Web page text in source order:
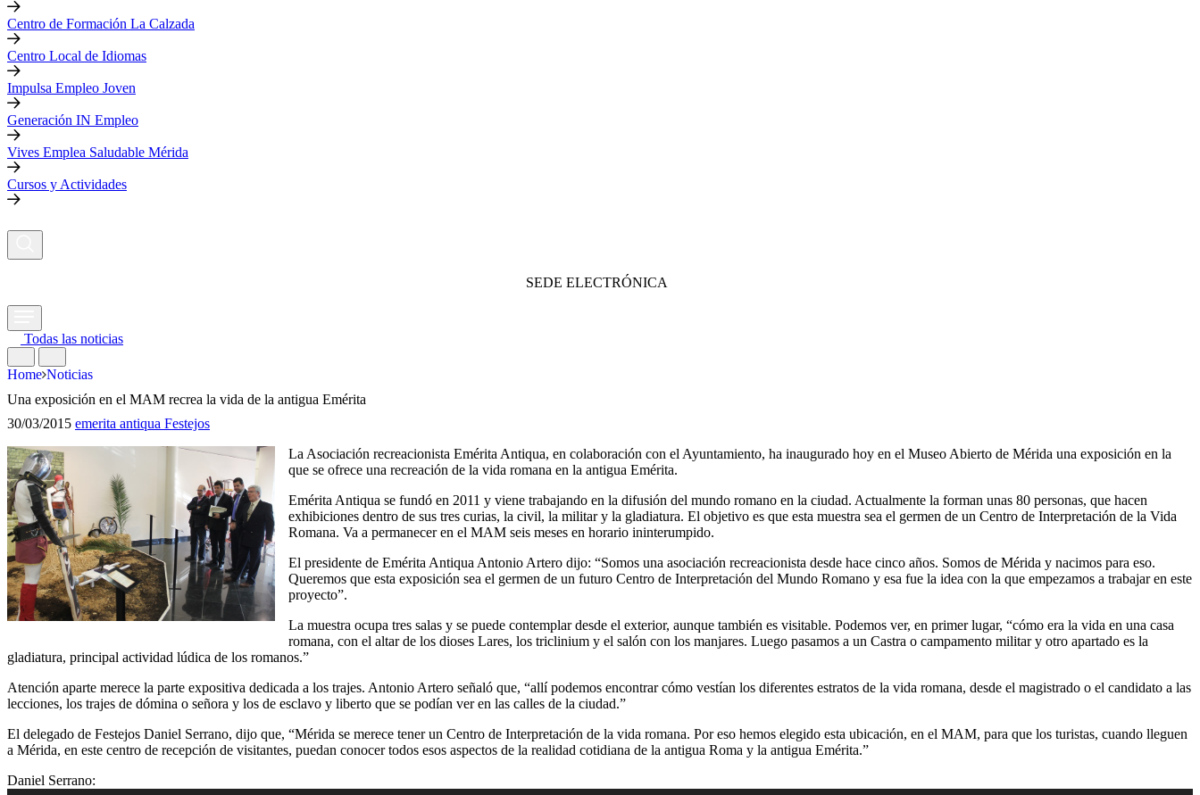
Centro de Formación La Calzada
Centro Local de Idiomas
Impulsa Empleo Joven
Generación IN Empleo
Vives Emplea Saludable Mérida
Cursos y Actividades
SEDE ELECTRÓNICA
Todas las noticias
Home Noticias
Una exposición en el MAM recrea la vida de la antigua Emérita
30/03/2015 emerita antiqua Festejos
La Asociación recreacionista Emérita Antiqua, en colaboración con el Ayuntamiento, ha inaugurado hoy en el Museo Abierto de Mérida una exposición en la
que se ofrece una recreación de la vida romana en la antigua Emérita.
Emérita Antiqua se fundó en 2011 y viene trabajando en la difusión del mundo romano en la ciudad. Actualmente la forman unas 80 personas, que hacen
exhibiciones dentro de sus tres curias, la civil, la militar y la gladiatura. El objetivo es que esta muestra sea el germen de un Centro de Interpretación de la Vida
Romana. Va a permanecer en el MAM seis meses en horario ininterumpido.
El presidente de Emérita Antiqua Antonio Artero dijo: “Somos una asociación recreacionista desde hace cinco años. Somos de Mérida y nacimos para eso.
Queremos que esta exposición sea el germen de un futuro Centro de Interpretación del Mundo Romano y esa fue la idea con la que empezamos a trabajar en este
proyecto”.
La muestra ocupa tres salas y se puede contemplar desde el exterior, aunque también es visitable. Podemos ver, en primer lugar, “cómo era la vida en una casa
romana, con el altar de los dioses Lares, los triclinium y el salón con los manjares. Luego pasamos a un Castra o campamento militar y otro apartado es la
gladiatura, principal actividad lúdica de los romanos.”
Atención aparte merece la parte expositiva dedicada a los trajes. Antonio Artero señaló que, “allí podemos encontrar cómo vestían los diferentes estratos de la vida romana, desde el magistrado o el candidato a las
lecciones, los trajes de dómina o señora y los de esclavo y liberto que se podían ver en las calles de la ciudad.”
El delegado de Festejos Daniel Serrano, dijo que, “Mérida se merece tener un Centro de Interpretación de la vida romana. Por eso hemos elegido esta ubicación, en el MAM, para que los turistas, cuando lleguen
a Mérida, en este centro de recepción de visitantes, puedan conocer todos esos aspectos de la realidad cotidiana de la antigua Roma y la antigua Emérita.”
Daniel Serrano: